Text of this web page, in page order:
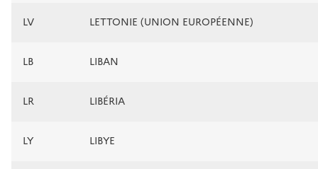
LV LETTONIE (UNION EUROPÉENNE)
LB LIBAN
LR LIBÉRIA
LY LIBYE